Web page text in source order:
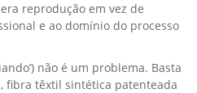
reprodução em vez de
e ao domínio do processo
não é um problema. Basta
fibra têxtil sintética patenteada